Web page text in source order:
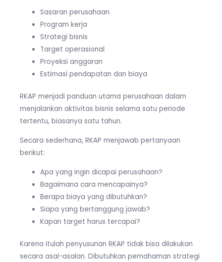
Sasaran perusahaan
Program kerja
Strategi bisnis
Target operasional
Proyeksi anggaran
Estimasi pendapatan dan biaya
RKAP menjadi panduan utama perusahaan dalam
menjalankan aktivitas bisnis selama satu periode
tertentu, biasanya satu tahun.
Secara sederhana, RKAP menjawab pertanyaan
berikut:
Apa yang ingin dicapai perusahaan?
Bagaimana cara mencapainya?
Berapa biaya yang dibutuhkan?
Siapa yang bertanggung jawab?
Kapan target harus tercapai?
Karena itulah penyusunan RKAP tidak bisa dilakukan
secara asal-asalan. Dibutuhkan pemahaman strategi